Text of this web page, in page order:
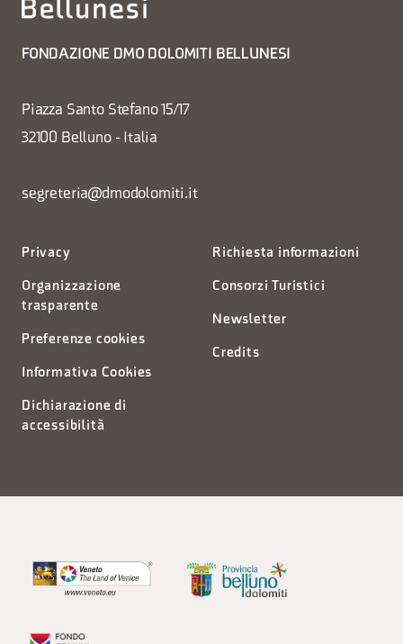
FONDAZIONE DMO DOLOMITI BELLUNESI
Piazza Santo Stefano 15/17
32100 Belluno - Italia
segreteria@dmodolomiti.it
Privacy
Organizzazione
trasparente
Preferenze cookies
Informativa Cookies
Dichiarazione di
accessibilità
Richiesta informazioni
Consorzi Turistici
Newsletter
Credits